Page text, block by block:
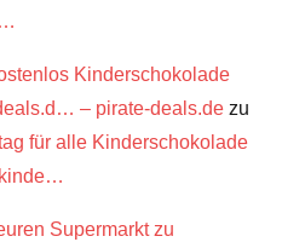
Kinderschokolade
– pirate-deals.de zu
für alle Kinderschokolade
Supermarkt zu